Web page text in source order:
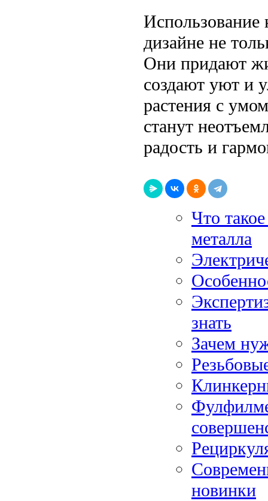
Использование
дизайне не
Они придают
создают уют и
растения с
станут
радость и
Что
металла
знать
Зачем
новинки